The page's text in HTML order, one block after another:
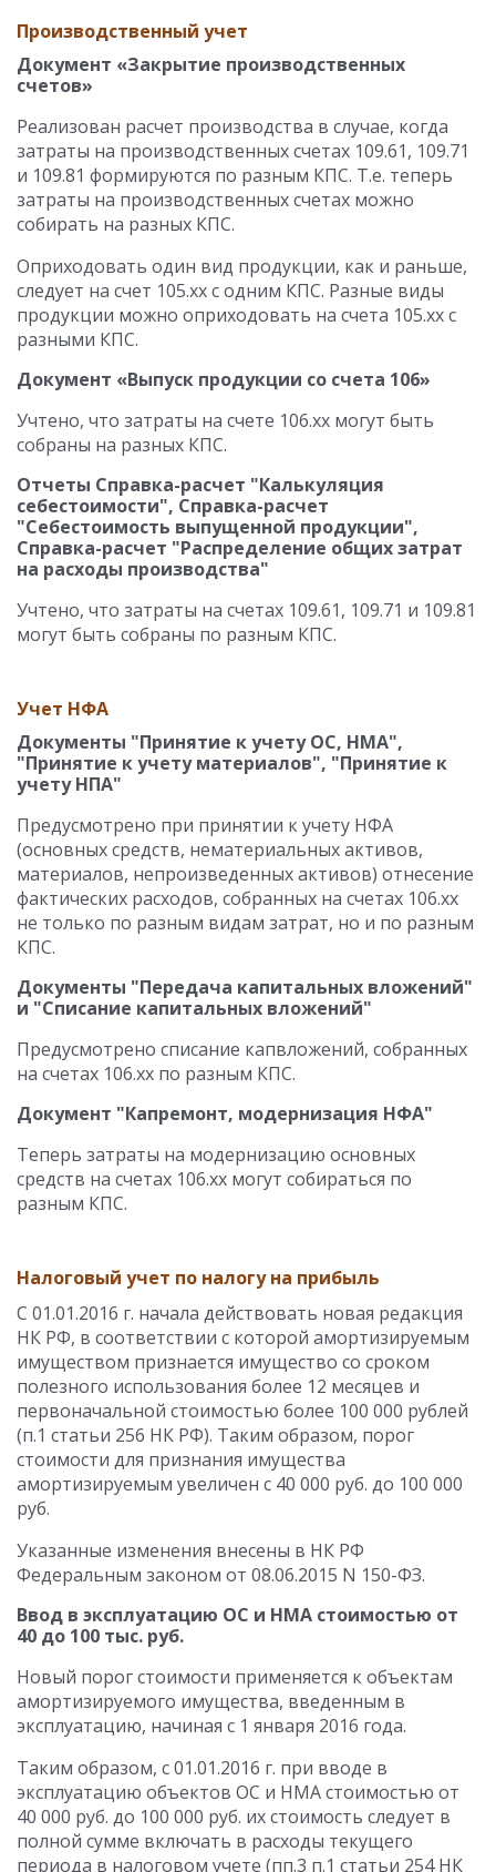
Производственный учет
Документ «Закрытие производственных
счетов»
Реализован расчет производства в случае, когда
затраты на производственных счетах 109.61, 109.71
и 109.81 формируются по разным КПС. Т.е. теперь
затраты на производственных счетах можно
собирать на разных КПС.
Оприходовать один вид продукции, как и раньше,
следует на счет 105.хх с одним КПС. Разные виды
продукции можно оприходовать на счета 105.хх с
разными КПС.
Документ «Выпуск продукции со счета 106»
Учтено, что затраты на счете 106.хх могут быть
собраны на разных КПС.
Отчеты Справка-расчет "Калькуляция
себестоимости", Справка-расчет
"Себестоимость выпущенной продукции",
Справка-расчет "Распределение общих затрат
на расходы производства"
Учтено, что затраты на счетах 109.61, 109.71 и 109.81
могут быть собраны по разным КПС.
Учет НФА
Документы "Принятие к учету ОС, НМА",
"Принятие к учету материалов", "Принятие к
учету НПА"
Предусмотрено при принятии к учету НФА
(основных средств, нематериальных активов,
материалов, непроизведенных активов) отнесение
фактических расходов, собранных на счетах 106.хх
не только по разным видам затрат, но и по разным
КПС.
Документы "Передача капитальных вложений"
и "Списание капитальных вложений"
Предусмотрено списание капвложений, собранных
на счетах 106.хх по разным КПС.
Документ "Капремонт, модернизация НФА"
Теперь затраты на модернизацию основных
средств на счетах 106.хх могут собираться по
разным КПС.
Налоговый учет по налогу на прибыль
С 01.01.2016 г. начала действовать новая редакция
НК РФ, в соответствии с которой амортизируемым
имуществом признается имущество со сроком
полезного использования более 12 месяцев и
первоначальной стоимостью более 100 000 рублей
(п.1 статьи 256 НК РФ). Таким образом, порог
стоимости для признания имущества
амортизируемым увеличен с 40 000 руб. до 100 000
руб.
Указанные изменения внесены в НК РФ
Федеральным законом от 08.06.2015 N 150-ФЗ.
Ввод в эксплуатацию ОС и НМА стоимостью от
40 до 100 тыс. руб.
Новый порог стоимости применяется к объектам
амортизируемого имущества, введенным в
эксплуатацию, начиная с 1 января 2016 года.
Таким образом, с 01.01.2016 г. при вводе в
эксплуатацию объектов ОС и НМА стоимостью от
40 000 руб. до 100 000 руб. их стоимость следует в
полной сумме включать в расходы текущего
периода в налоговом учете (пп.3 п.1 статьи 254 НК